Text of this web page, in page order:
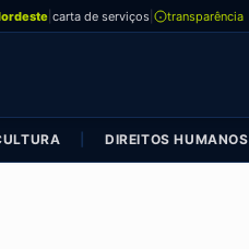
carta de serviços transparência
DIREITOS HUMANOS